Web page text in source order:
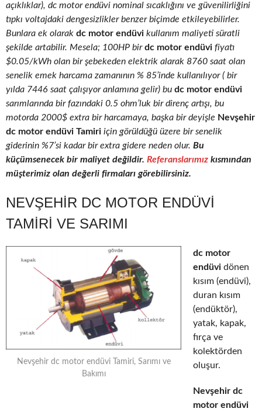
açıklıklar), dc motor endüvi nominal sıcaklığını ve güvenilirliğini
tıpkı voltajdaki dengesizlikler benzer biçimde etkileyebilirler.
Bunlara ek olarak dc motor endüvi kullanım maliyeti süratli
şekilde artabilir. Mesela; 100HP birdc motor endüvi fiyatı
$0.05/kWh olan bir şebekeden elektrik alarak 8760 saat olan
senelik emek harcama zamanının % 85’inde kullanılıyor ( bir
yılda 7446 saat çalışıyor anlamına gelir) bu dc motor endüvi
sarımlarında bir fazındaki 0.5 ohm’luk bir direnç artışı, bu
motorda 2000$ extra bir harcamaya, başka bir deyişle Nevşehir
dc motor endüvi Tamiri için görüldüğü üzere bir senelik
giderinin %7’si kadar bir extra gidere neden olur. Bu
küçümsenecek bir maliyet değildir. Referanslarımız kısmından
müşterimiz olan değerli firmaları görebilirsiniz.
NEVŞEHIR DC MOTOR ENDÜVI
TAMIRI VE SARIMI
Nevşehir dc motor endüvi Tamiri, Sarımı ve
Bakımı
dc motor
endüvi dönen
kısım (endüvi),
duran kısım
(endüktör),
yatak, kapak,
fırça ve
kolektörden
oluşur.
Nevşehir dc
motor endüvi